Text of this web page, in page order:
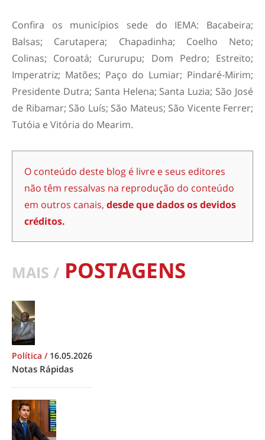
Confira os municípios sede do IEMA: Bacabeira;
Balsas; Carutapera; Chapadinha; Coelho Neto;
Colinas; Coroatá; Cururupu; Dom Pedro; Estreito;
Imperatriz; Matões; Paço do Lumiar; Pindaré-Mirim;
Presidente Dutra; Santa Helena; Santa Luzia; São José
de Ribamar; São Luís; São Mateus; São Vicente Ferrer;
Tutóia e Vitória do Mearim.
O conteúdo deste blog é livre e seus editores
não têm ressalvas na reprodução do conteúdo
em outros canais, desde que dados os devidos
créditos.
MAIS / POSTAGENS
Política / 16.05.2026
Notas Rápidas